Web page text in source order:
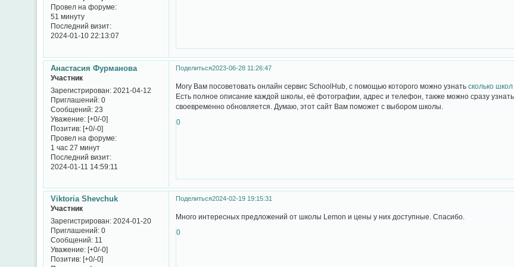
Провел на форуме:
51 минуту
Последний визит:
2024-01-10 22:13:07
Поделиться2023-06-28 11:26:47
Анастасия Фурманова
Участник
Зарегистрирован: 2021-04-12
Приглашений:0
Сообщений:23
Уважение: [+0/-0]
Позитив: [+0/-0]
Провел на форуме:
1 час 27 минут
Последний визит:
2024-01-11 14:59:11
Могу Вам посоветовать онлайн сервис SchoolHub, с помощью которого можно узнатьсколько
Есть полное описание каждой школы, её фотографии, адрес и телефон, также можно сразу
своевременно обновляется. Думаю, этот сайт Вам поможет с выбором школы.
0
Поделиться2024-02-19 19:15:31
Viktoria Shevchuk
Участник
Зарегистрирован: 2024-01-20
Приглашений:0
Сообщений:11
Уважение: [+0/-0]
Позитив: [+0/-0]
Много интересных предложений от школы Lemon и цены у них доступные. Спасибо.
0